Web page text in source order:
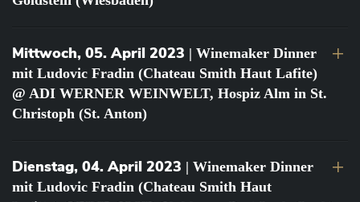
Mittwoch, 05. April 2023 | Winemaker Dinner
mit Ludovic Fradin (Chateau Smith Haut Lafite)
@ ADI WERNER WEINWELT, Hospiz Alm in St.
Christoph (St. Anton)
Dienstag, 04. April 2023 | Winemaker Dinner
mit Ludovic Fradin (Chateau Smith Haut